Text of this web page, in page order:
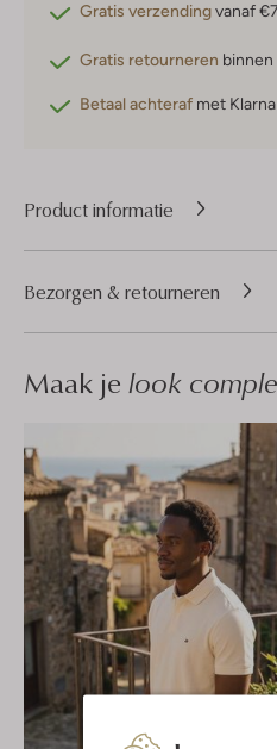
Gratis verzendingvanaf
Gratis retourneren
Betaal achteraf met Klarna
Product informatie
Bezorgen & retourneren
Maak je look